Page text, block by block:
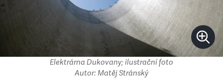
Elektrárna Dukovany; ilustrační foto
Autor: Matěj Stránský